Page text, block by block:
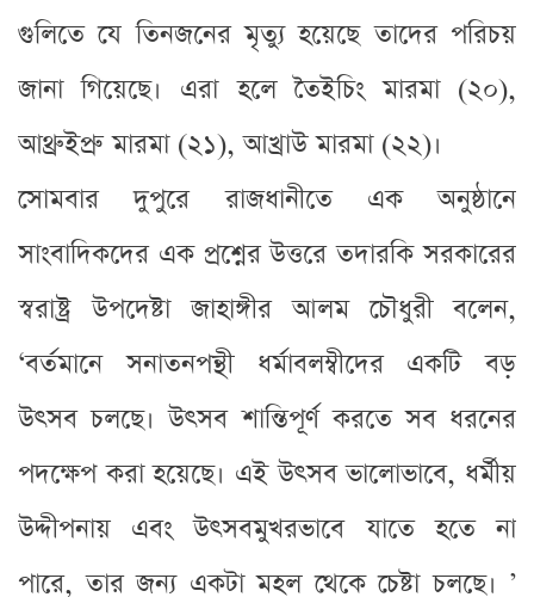
গুলিতে যে তিনজনের মৃত্যু হয়েছে তাদের পরিচয়
জানা গিয়েছে। এরা হলে তৈইচিং মারমা (২০),
আথ্রুইপ্রু মারমা (২১), আখ্রাউ মারমা (২২)।
সোমবার দুপুরে রাজধানীতে এক অনুষ্ঠানে
সাংবাদিকদের এক প্রশ্নের উত্তরে তদারকি সরকারের
স্বরাষ্ট্র উপদেষ্টা জাহাঙ্গীর আলম চৌধুরী বলেন,
‘বর্তমানে সনাতনপন্থী ধর্মাবলম্বীদের একটি বড়
উৎসব চলছে। উৎসব শান্তিপূর্ণ করতে সব ধরনের
পদক্ষেপ করা হয়েছে। এই উৎসব ভালোভাবে, ধর্মীয়
উদ্দীপনায় এবং উৎসবমুখরভাবে যাতে হতে না
পারে, তার জন্য একটা মহল থেকে চেষ্টা চলছে। ’